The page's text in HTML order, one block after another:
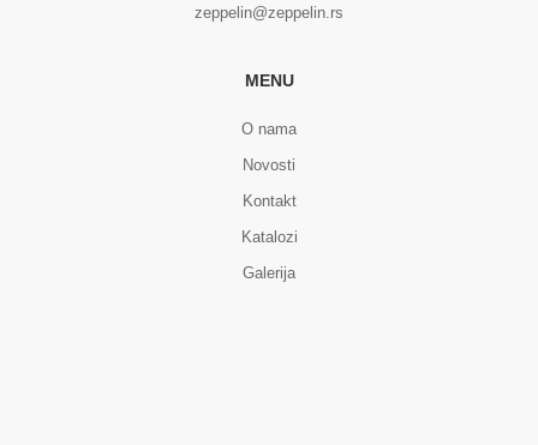
zeppelin@zeppelin.rs
MENU
O nama
Novosti
Kontakt
Katalozi
Galerija